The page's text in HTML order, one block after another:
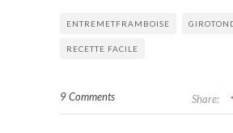
ENTREMETFRAMBOISE
RECETTE FACILE
9 Comments Share: